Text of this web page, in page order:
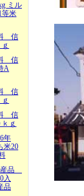
ミル
等米
信
信
A
信
信
ｇ
年
米20
品
入
品